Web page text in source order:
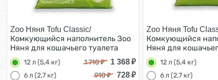
Zоо Няня Tofu Classic/
Комкующийся наполнитель Зоо
Няня для кошачьего туалета
Растительный 12 л (5,4 кг)
12 л (5,4 кг) 1 710₽ 1 368₽
6 л (2,7 кг)
910₽ 728₽
Zоо Няня Tofu
Комкующийся
Няня для
Растительный 12
12 л (5,4 кг)
6 л (2,7 кг)